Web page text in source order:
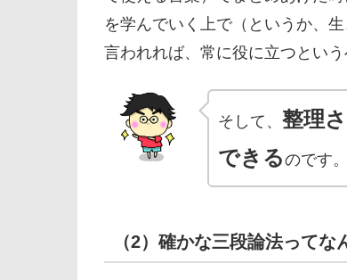
を学んでいく上で（というか、
言われれば、常に役に立つという
そして、 整理
できるのです。
（2）確かな三段論法ってな